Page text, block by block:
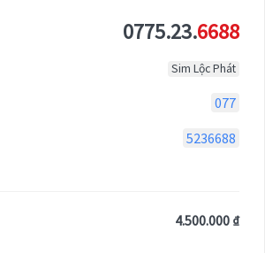
0775.23.6688
Sim Lộc Phát
077
5236688
4.500.000 ₫